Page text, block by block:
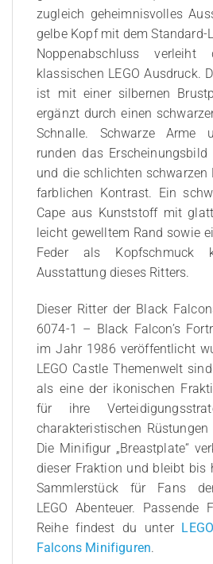
zugleich geheimnisvolles
gelbe Kopf mit dem Standard-
Noppenabschluss
klassischen LEGO Ausdruck.
ist mit einer silbernen
ergänzt durch einen
Schnalle. Schwarze Arme
runden das
und die schlichten schwarzen
farblichen Kontrast. Ein
Cape aus Kunststoff mit
leicht gewelltem Rand sowie
Feder als Kopfschmuck
Ausstattung dieses Ritters.
Dieser Ritter der Black
6074-1 – Black Falcon’s
im Jahr 1986 veröffentlicht
LEGO Castle Themenwelt
als eine der ikonischen
für ihre
charakteristischen
Die Minifigur „Breastplate“
dieser Fraktion und bleibt bis
Sammlerstück für Fans
LEGO Abenteuer. Passende
Reihe findest du unter
Falcons Minifiguren.